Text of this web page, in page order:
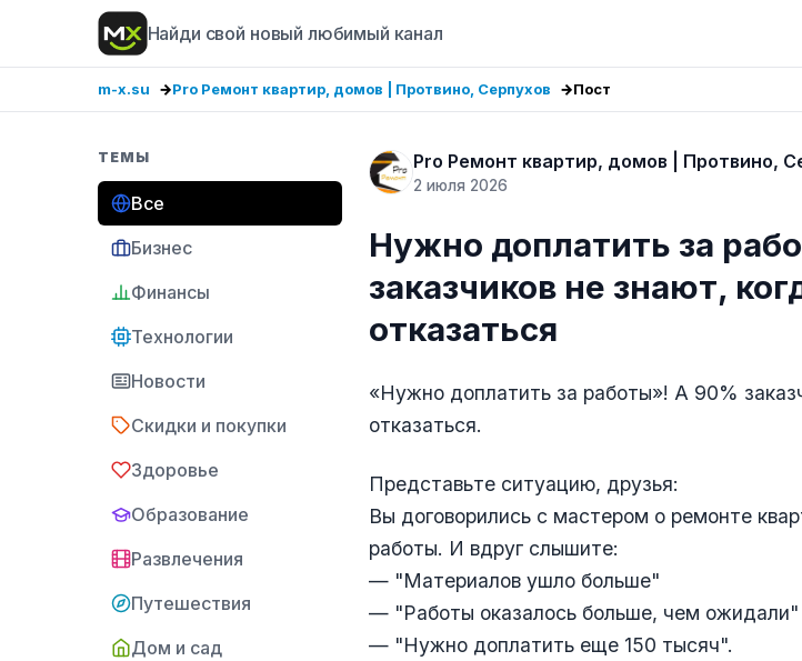
Найди свой новый любимый канал
m-x.su Pro Ремонт квартир, домов | Протвино, Серпухов Пост
ТЕМЫ
Все
Бизнес
Финансы
Технологии
Новости
Скидки и покупки
Здоровье
Образование
Развлечения
Путешествия
Дом и сад
Pro Ремонт квартир, домов | Протвино,
2 июля 2026
Нужно доплатить за
заказчиков не знают,
отказаться
«Нужно доплатить за работы»! А 90%
отказаться.
Представьте ситуацию, друзья:
Вы договорились с мастером о ремонте
работы. И вдруг слышите:
— "Материалов ушло больше"
— "Работы оказалось больше, чем ожидали"
— "Нужно доплатить еще 150 тысяч".